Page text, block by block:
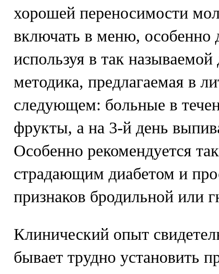
хорошей переносимости
включать в меню, особенно
используя в так называемой
методика, предлагаемая в
следующем: больные в
фрукты, а на 3-й день
Особенно рекомендуется
страдающим диабетом и
признаков бродильной или
Клинический опыт
бывает трудно установить